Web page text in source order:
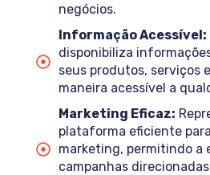
negócios.
Informação Acessível:
disponibiliza
seus produtos, serviços
maneira acessível a
Marketing Eficaz:
plataforma eficiente
marketing, permitindo a
campanhas